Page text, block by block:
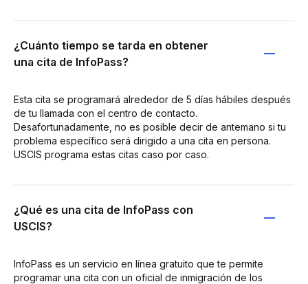
¿Cuánto tiempo se tarda en obtener
una cita de InfoPass?
Esta cita se programará alrededor de 5 días hábiles después
de tu llamada con el centro de contacto.
Desafortunadamente, no es posible decir de antemano si tu
problema específico será dirigido a una cita en persona.
USCIS programa estas citas caso por caso.
¿Qué es una cita de InfoPass con
USCIS?
InfoPass es un servicio en línea gratuito que te permite
programar una cita con un oficial de inmigración de los